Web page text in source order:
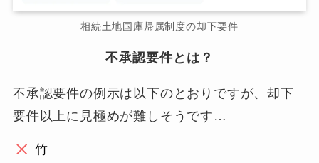
相続土地国庫帰属制度の却下要件
不承認要件とは？
不承認要件の例示は以下のとおりですが、却下
要件以上に見極めが難しそうです…
竹